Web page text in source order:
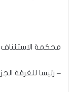
محكمة
– رئيسا للغرفة